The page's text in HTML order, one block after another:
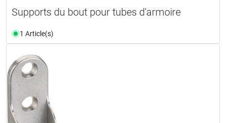
Supports du bout pour tubes d'armoire
1 Article(s)